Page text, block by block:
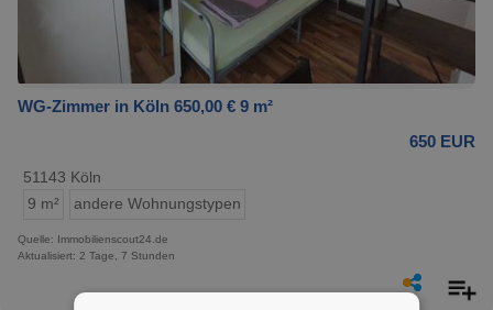
WG-Zimmer in Köln 650,00 € 9 m²
650 EUR
51143 Köln
9 m²
andere Wohnungstypen
Quelle: Immobilienscout24.de
Aktualisiert: 2 Tage, 7 Stunden